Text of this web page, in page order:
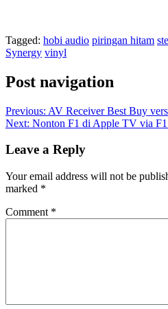
Tagged: hobi audio piringan hitam
Synergy vinyl
Post navigation
Previous: AV Receiver Best Buy
Next: Nonton F1 di Apple TV via
Leave a Reply
Your email address will not be
marked *
Comment *